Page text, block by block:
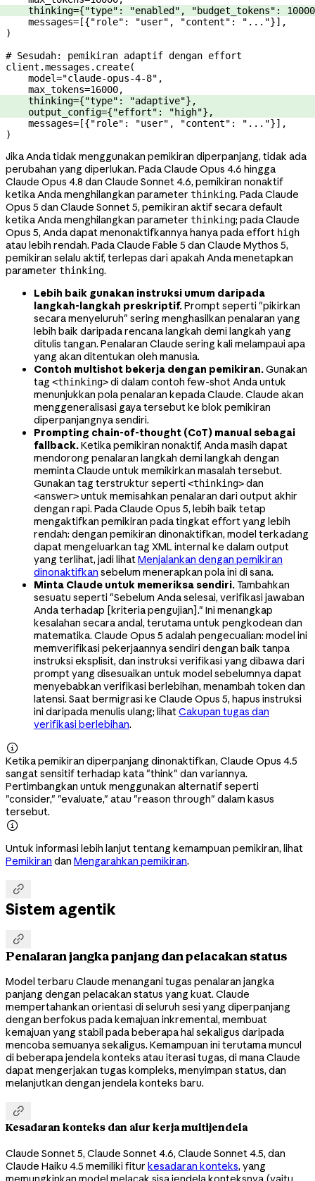
    thinking
={"type" : "enabled" , "budget_tokens" : 10000
    messages
= [{"role" : "user" , "content" : "..."}],
)
# Sesudah: pemikiran adaptif dengan effort
client.messages.create(
    model
="claude-opus-4-8" ,
    max_tokens
=16000,
    thinking
={"type" : "adaptive"},
    output_config
={"effort" : "high"},
    messages
= [{"role" : "user" , "content" : "..."}],
)
Jika Anda tidak menggunakan pemikiran diperpanjang, tidak ada
perubahan yang diperlukan. Pada Claude Opus 4.6 hingga
Claude Opus 4.8 dan Claude Sonnet 4.6, pemikiran nonaktif
ketika Anda menghilangkan parameter thinking. Pada Claude
Opus 5 dan Claude Sonnet 5, pemikiran aktif secara default
ketika Anda menghilangkan parameter thinking; pada Claude
Opus 5, Anda dapat menonaktifkannya hanya pada effort high
atau lebih rendah. Pada Claude Fable 5 dan Claude Mythos 5,
pemikiran selalu aktif, terlepas dari apakah Anda menetapkan
parameter thinking.
Lebih baik gunakan instruksi umum daripada
langkah-langkah preskriptif.Prompt seperti "pikirkan
secara menyeluruh" sering menghasilkan penalaran yang
lebih baik daripada rencana langkah demi langkah yang
ditulis tangan. Penalaran Claude sering kali melampaui apa
yang akan ditentukan oleh manusia.
Contoh multishot bekerja dengan pemikiran.Gunakan
tag <thinking>di dalam contoh few-shot Anda untuk
menunjukkan pola penalaran kepada Claude. Claude akan
menggeneralisasi gaya tersebut ke blok pemikiran
diperpanjangnya sendiri.
Prompting chain-of-thought (CoT) manual sebagai
fallback.Ketika pemikiran nonaktif, Anda masih dapat
mendorong penalaran langkah demi langkah dengan
meminta Claude untuk memikirkan masalah tersebut.
Gunakan tag terstruktur seperti <thinking>dan
<answer>untuk memisahkan penalaran dari output akhir
dengan rapi. Pada Claude Opus 5, lebih baik tetap
mengaktifkan pemikiran pada tingkat effort yang lebih
rendah: dengan pemikiran dinonaktifkan, model terkadang
dapat mengeluarkan tag XML internal ke dalam output
yang terlihat, jadi lihatMenjalankan dengan pemikiran
dinonaktifkan sebelum menerapkan pola ini di sana.
Minta Claude untuk memeriksa sendiri.Tambahkan
sesuatu seperti "Sebelum Anda selesai, verifikasi jawaban
Anda terhadap [kriteria pengujian]." Ini menangkap
kesalahan secara andal, terutama untuk pengkodean dan
matematika. Claude Opus 5 adalah pengecualian: model ini
memverifikasi pekerjaannya sendiri dengan baik tanpa
instruksi eksplisit, dan instruksi verifikasi yang dibawa dari
prompt yang disesuaikan untuk model sebelumnya dapat
menyebabkan verifikasi berlebihan, menambah token dan
latensi. Saat bermigrasi ke Claude Opus 5, hapus instruksi
ini daripada menulis ulang; lihatCakupan tugas dan
verifikasi berlebihan.

Ketika pemikiran diperpanjang dinonaktifkan, Claude Opus 4.5
sangat sensitif terhadap kata "think" dan variannya.
Pertimbangkan untuk menggunakan alternatif seperti
"consider," "evaluate," atau "reason through" dalam kasus
tersebut.

Untuk informasi lebih lanjut tentang kemampuan pemikiran, lihat
Pemikiran dan Mengarahkan pemikiran.

Sistem agentik

Penalaran jangka panjang dan pelacakan status
Model terbaru Claude menangani tugas penalaran jangka
panjang dengan pelacakan status yang kuat. Claude
mempertahankan orientasi di seluruh sesi yang diperpanjang
dengan berfokus pada kemajuan inkremental, membuat
kemajuan yang stabil pada beberapa hal sekaligus daripada
mencoba semuanya sekaligus. Kemampuan ini terutama muncul
di beberapa jendela konteks atau iterasi tugas, di mana Claude
dapat mengerjakan tugas kompleks, menyimpan status, dan
melanjutkan dengan jendela konteks baru.

Kesadaran konteks dan alur kerja multijendela
Claude Sonnet 5, Claude Sonnet 4.6, Claude Sonnet 4.5, dan
Claude Haiku 4.5 memiliki fitur kesadaran konteks, yang